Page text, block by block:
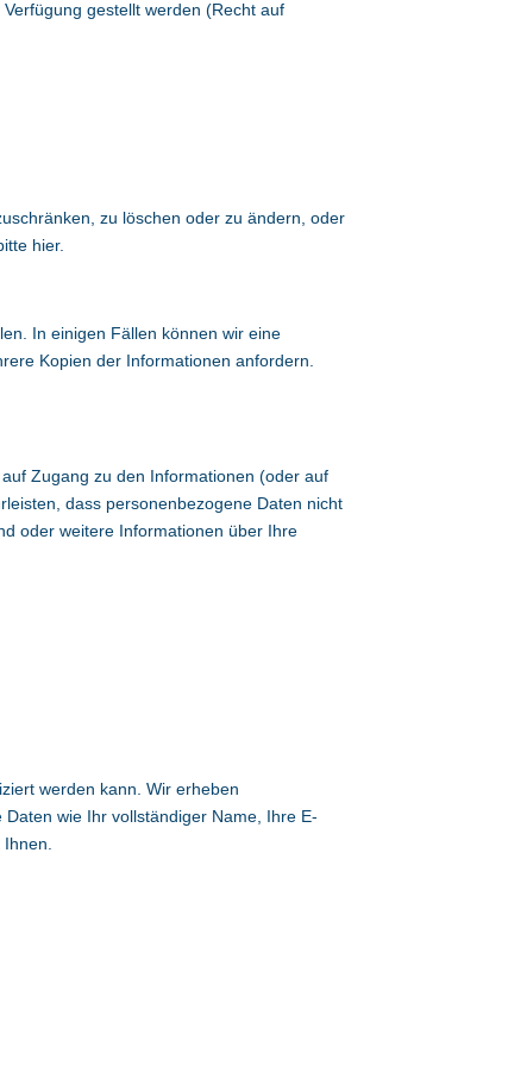
gestellt werden (Recht auf
zu löschen oder zu ändern, oder
hier.
In einigen Fällen können wir eine
Kopien der Informationen anfordern.
Zugang zu den Informationen (oder auf
dass personenbezogene Daten nicht
oder weitere Informationen über Ihre
werden kann. Wir erheben
wie Ihr vollständiger Name, Ihre E-